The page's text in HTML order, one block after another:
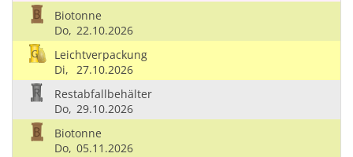
Biotonne
Do, 22.10.2026
Leichtverpackung
Di, 27.10.2026
Restabfallbehälter
Do, 29.10.2026
Biotonne
Do, 05.11.2026